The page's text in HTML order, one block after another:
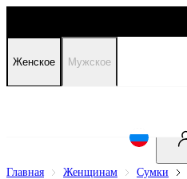
Женское Мужское
Главная Женщинам Сумки